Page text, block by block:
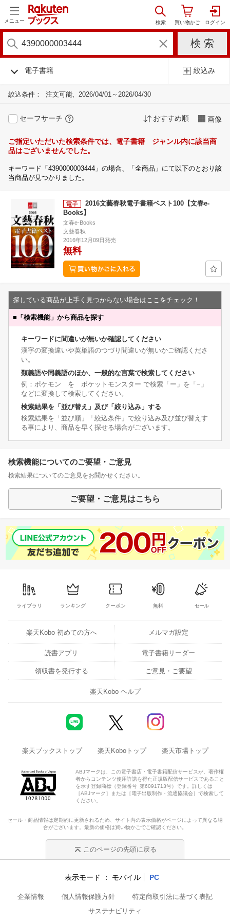
メニュー
電子書籍 絞込み
絞込条件： 注文可能 2026/04/01～2026/04/30
セーフサーチ おすすめ順 画像
ご指定いただいた検索条件では、電子書籍 ジャンル内に該当商
品はございませんでした。
キーワード「4390000003444」の場合、「全商品」にて以下のとおり該
当商品が見つかりました。
2016文藝春秋電子書籍ベスト100【文春e-
Books】
文春e-Books
文藝春秋
2016年12月09日発売
無料
探している商品が上手く見つからない場合はここをチェック！
■ 「検索機能」から商品を探す
キーワードに間違いが無いか確認してください
漢字の変換違いや英単語のつづり間違いが無いかご確認くださ
い。
類義語や同義語のほか、一般的な言葉で検索してください
例：ポケモン を ポケットモンスター で検索「ー」を「−」
などに変換して検索してください。
検索結果を「並び替え」及び「絞り込み」する
検索結果を「並び順」「絞込条件」で絞り込み及び並び替えす
る事により、商品を早く探せる場合がございます。
検索機能についてのご要望・ご意見
検索結果についてのご意見をお聞かせください。
ご要望・ご意見はこちら
ライブラリ ランキング クーポン 無料 セール
楽天Kobo 初めての方へ メルマガ設定
読書アプリ 電子書籍リーダー
領収書を発行する ご意見・ご要望
楽天Kobo ヘルプ
楽天ブックストップ 楽天Koboトップ 楽天市場トップ
ABJマークは、この電子書店・電子書籍配信サービスが、著作権
者からコンテンツ使用許諾を得た正規版配信サービスであること
を示す登録商標（登録番号 第6091713号）です。詳しくは
［ABJマーク］または［電子出版制作・流通協議会］で検索して
ください。
セール・商品情報は定期的に更新されるため、サイト内の表示価格がページによって異なる場
合がございます。最新の価格は買い物かごでご確認ください。
このページの先頭に戻る
表示モード モバイル PC
企業情報 個人情報保護方針
特定商取引法に基づく表記
サステナビリティ